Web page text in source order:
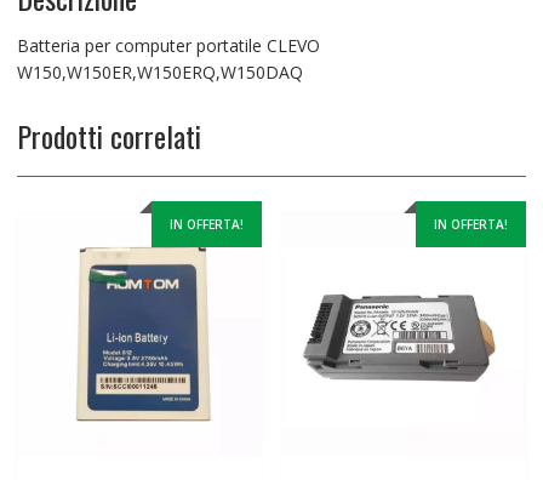
Batteria per computer portatile CLEVO
W150,W150ER,W150ERQ,W150DAQ
Prodotti correlati
IN OFFERTA! IN OFFERTA!